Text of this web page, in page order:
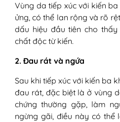
Vùng da tiếp xúc với kiến
ửng, có thể lan rộng và rõ
dấu hiệu đầu tiên cho
chất độc từ kiến.
2. Đau rát và ngứa
Sau khi tiếp xúc với kiến ba
đau rát, đặc biệt là ở vùng
chứng thường gặp, làm
ngừng gãi, điều này có thể